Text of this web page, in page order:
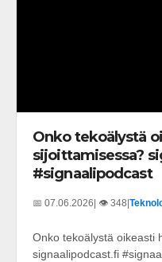
Onko tekoälystä
sijoittamisessa?
#signaalipodcast
📅 07.06.2026 | 👁️ 348
Onko tekoälystä oikeasti
signaalipodcast.fi